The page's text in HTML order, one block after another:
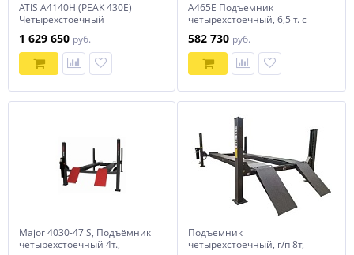
ATIS A4140H (PEAK 430E)
Четырехстоечный
подъемник 13,5 тонн
1 629 650 руб.
A465E Подъемник
четырехстоечный, 6,5 т. с
платформы для слесарных
работ
582 730 руб.
Major 4030-47 S, Подъёмник
четырёхстоечный 4т.,
Подъемник
четырехстоечный, г/п 8т,